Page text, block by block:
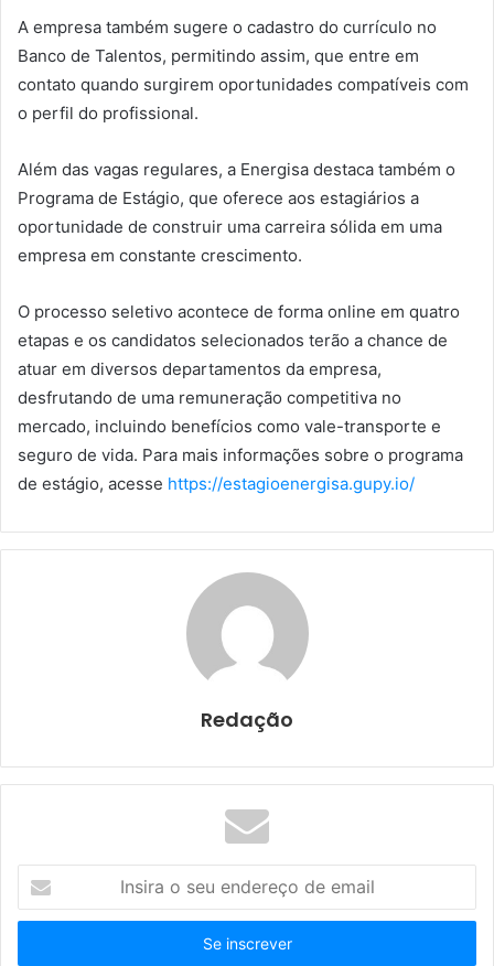
A empresa também sugere o cadastro do currículo no
Banco de Talentos, permitindo assim, que entre em
contato quando surgirem oportunidades compatíveis com
o perfil do profissional.
Além das vagas regulares, a Energisa destaca também o
Programa de Estágio, que oferece aos estagiários a
oportunidade de construir uma carreira sólida em uma
empresa em constante crescimento.
O processo seletivo acontece de forma online em quatro
etapas e os candidatos selecionados terão a chance de
atuar em diversos departamentos da empresa,
desfrutando de uma remuneração competitiva no
mercado, incluindo benefícios como vale-transporte e
seguro de vida. Para mais informações sobre o programa
de estágio, acesse https://estagioenergisa.gupy.io/
Redação
s